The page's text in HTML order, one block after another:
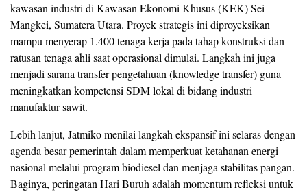
kawasan industri di Kawasan Ekonomi Khusus (KEK) Sei
Mangkei, Sumatera Utara. Proyek strategis ini diproyeksikan
mampu menyerap 1.400 tenaga kerja pada tahap konstruksi dan
ratusan tenaga ahli saat operasional dimulai. Langkah ini juga
menjadi sarana transfer pengetahuan (knowledge transfer) guna
meningkatkan kompetensi SDM lokal di bidang industri
manufaktur sawit.
Lebih lanjut, Jatmiko menilai langkah ekspansif ini selaras dengan
agenda besar pemerintah dalam memperkuat ketahanan energi
nasional melalui program biodiesel dan menjaga stabilitas pangan.
Baginya, peringatan Hari Buruh adalah momentum refleksi untuk